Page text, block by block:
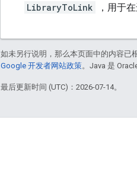
LibraryToLink ，用于
如未另行说明，那么本页面中的内容已
Google 开发者网站政策。Java 是
最后更新时间 (UTC)：2026-07-14。